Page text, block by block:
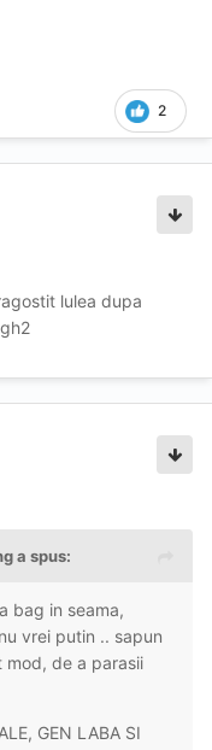
2
lulea dupa
a spus:
bag in seama,
vrei putin .. sapun
mod, de a parasii
GEN LABA SI